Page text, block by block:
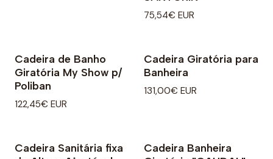
75,54€ EUR
Cadeira de Banho
Giratória My Show p/
Poliban
122,45€ EUR
Cadeira Giratória para
Banheira
131,00€ EUR
Cadeira Sanitária fixa
Cadeira Banheira